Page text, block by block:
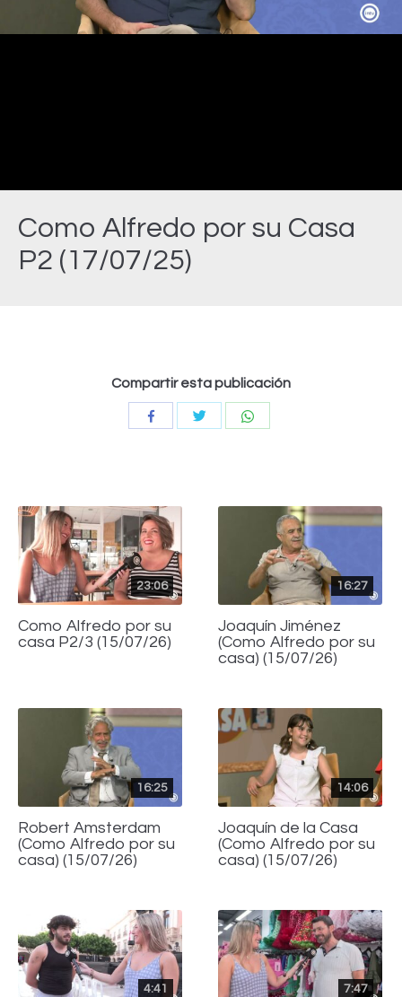
Como Alfredo por su Casa
P2 (17/07/25)
Video
Compartir esta publicación
CompartirCompartir
23:06
Como Alfredo por su
casa P2/3 (15/07/26)
16:27
Joaquín Jiménez
(Como Alfredo por su
casa) (15/07/26)
16:25
Robert Amsterdam
(Como Alfredo por su
casa) (15/07/26)
14:06
Joaquín de la Casa
(Como Alfredo por su
casa) (15/07/26)
4:41 7:47